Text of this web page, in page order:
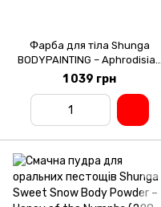
Фарба для тіла Shunga
BODYPAINTING – Aphrodisiac
chocolate (100 мл) без
глютену та парабенів
1 039 грн